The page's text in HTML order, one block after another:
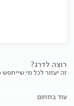
רוצה לדרג?
זה יעזור לכל מי
עוד בתחום